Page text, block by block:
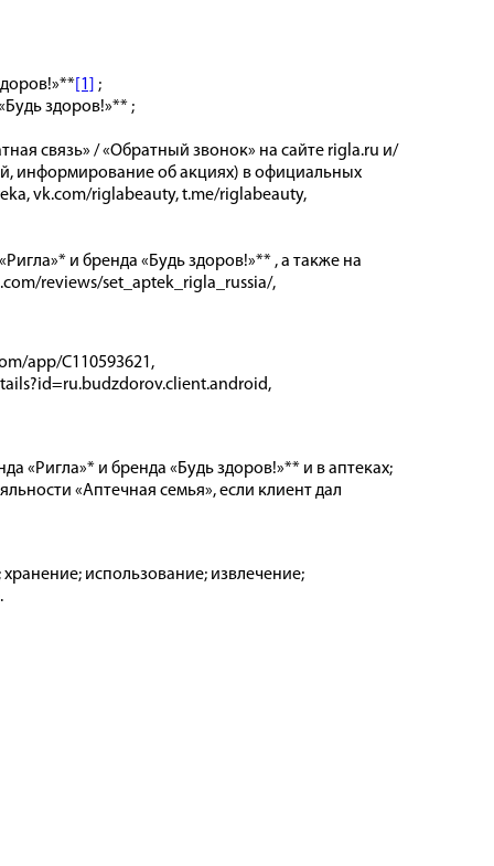
[1]
;
здоров!»** ;
связь» / «Обратный звонок» на сайте rigla.ru и/
информирование об акциях) в официальных
vk.com/riglabeauty, t.me/riglabeauty,
и бренда «Будь здоров!»** , а также на
reviews/set_aptek_rigla_russia/,
app/C110593621,
«Ригла»* и бренда «Будь здоров!»** и в аптеках;
«Аптечная семья», если клиент дал
использование; извлечение;